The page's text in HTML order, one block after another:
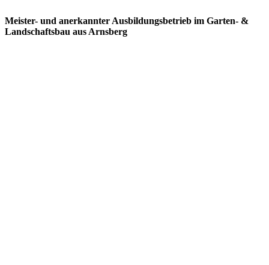
Meister- und anerkannter Ausbildungsbetrieb im Garten- &
Landschaftsbau aus Arnsberg